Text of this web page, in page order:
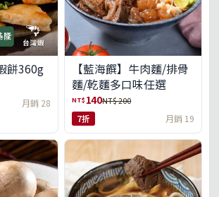
餅360g
月銷 28
【藍海饌】牛肉麵/排骨
麵/乾麵多口味任選
NT$ 140NT$ 200
7折 月銷 19